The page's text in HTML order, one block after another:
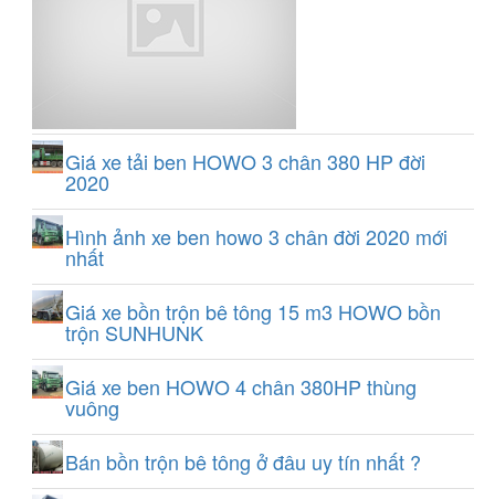
Giá xe tải ben HOWO 3 chân 380 HP đời
2020
Hình ảnh xe ben howo 3 chân đời 2020 mới
nhất
Giá xe bồn trộn bê tông 15 m3 HOWO bồn
trộn SUNHUNK
Giá xe ben HOWO 4 chân 380HP thùng
vuông
Bán bồn trộn bê tông ở đâu uy tín nhất ?